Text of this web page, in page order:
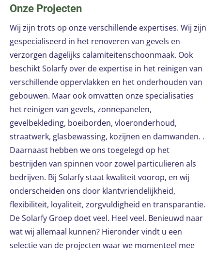
Onze Projecten
Wij zijn trots op onze verschillende expertises. Wij zijn
gespecialiseerd in het renoveren van gevels en
verzorgen dagelijks calamiteitenschoonmaak. Ook
beschikt Solarfy over de expertise in het reinigen van
verschillende oppervlakken en het onderhouden van
gebouwen. Maar ook omvatten onze specialisaties
het reinigen van gevels, zonnepanelen,
gevelbekleding, boeiborden, vloeronderhoud,
straatwerk, glasbewassing, kozijnen en damwanden. .
Daarnaast hebben we ons toegelegd op het
bestrijden van spinnen voor zowel particulieren als
bedrijven. Bij Solarfy staat kwaliteit voorop, en wij
onderscheiden ons door klantvriendelijkheid,
flexibiliteit, loyaliteit, zorgvuldigheid en transparantie.
De Solarfy Groep doet veel. Heel veel. Benieuwd naar
wat wij allemaal kunnen? Hieronder vindt u een
selectie van de projecten waar we momenteel mee